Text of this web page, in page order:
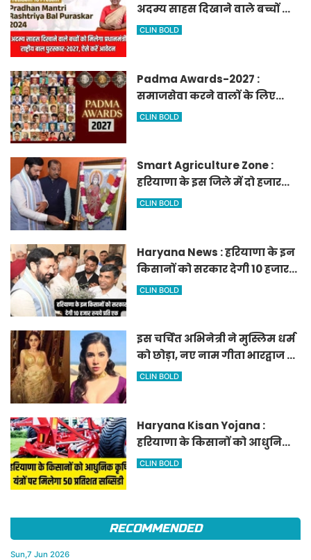
अदम्य साहस दिखाने वाले बच्चों को
मिलेगा प्रधानमंत्री राष्ट्रीय बाल
CLIN BOLD
Padma Awards-2027 :
समाजसेवा करने वालों के लिए
सुनेहरा मौका, गृह मंत्रालय ने
CLIN BOLD
Smart Agriculture Zone :
हरियाणा के इस जिले में दो हजार
एकड़ में बनेगा स्मार्ट एग्रीकल्चर
CLIN BOLD
Haryana News : हरियाणा के इन
किसानों को सरकार देगी 10 हजार
रुपये प्रति एकड़, सीएम सैनी की
CLIN BOLD
इस चर्चित अभिनेत्री ने मुस्लिम धर्म
को छोड़ा, नए नाम गीता भारद्वाज से
हो रही वायरल
CLIN BOLD
Haryana Kisan Yojana :
हरियाणा के किसानों को आधुनिक
कृषि यंत्रों पर मिलेगा 50 प्रतिशत
CLIN BOLD
RECOMMENDED
Sun,7 Jun 2026